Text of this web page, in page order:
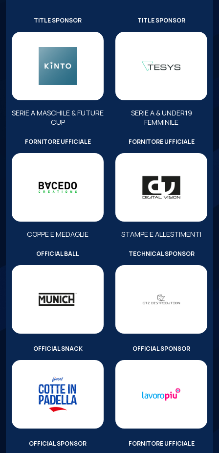
TITLE SPONSOR
SERIE A MASCHILE & FUTURE
CUP
TITLE SPONSOR
SERIE A & UNDER19
FEMMINILE
FORNITORE UFFICIALE
COPPE E MEDAGLIE
FORNITORE UFFICIALE
STAMPE E ALLESTIMENTI
OFFICIAL BALL TECHNICAL SPONSOR
OFFICIAL SNACK OFFICIAL SPONSOR
OFFICIAL SPONSOR FORNITORE UFFICIALE